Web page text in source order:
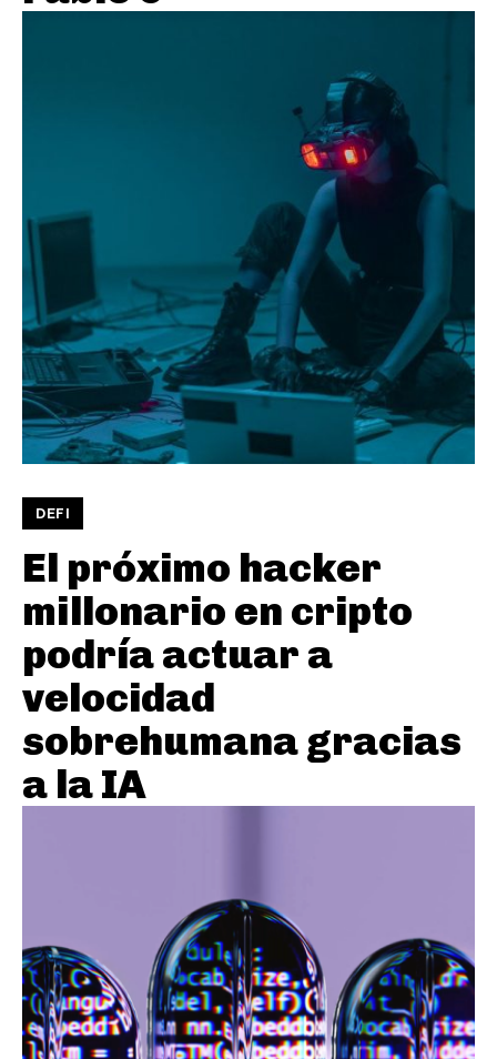
DEFI
El próximo hacker
millonario en cripto
podría actuar a
velocidad
sobrehumana gracias
a la IA